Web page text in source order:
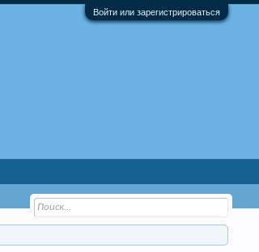
Войти или зарегистрироваться